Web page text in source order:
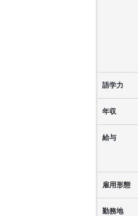
語学力
年収
給与
雇用形態
勤務地